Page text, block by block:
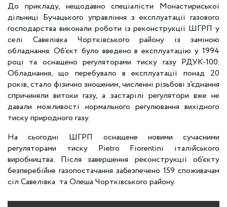
До прикладу, нещодавно спеціалісти Монастириської
дільниці Бучацького управління з експлуатації газового
господарства виконали роботи із реконструкції ШГРП у
селі Савелівка Чортківського району із заміною
обладнання. Об’єкт було введено в експлуатацію у 1994
році та оснащено регуляторами тиску газу РДУК-100.
Обладнання, що перебувало в експлуатації понад 20
років, стало фізично зношеним, численні різьбові з’єднання
спричиняли витоки газу, а застарілі регулятори вже не
давали можливості нормального регулювання вихідного
тиску природного газу.
На сьогодні ШГРП оснащене новими сучасними
регуляторами тиску Pietro Fiorentini італійського
виробництва. Після завершення реконструкції об’єкту
безперебійне газопостачання забезпечено 159 споживачам
сіл Савелівка та Олеша Чортківського району.